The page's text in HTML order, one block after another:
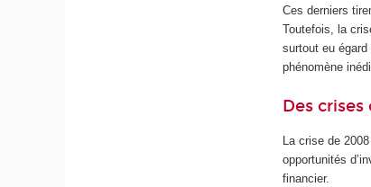
Ces derniers
Toutefois, la
surtout eu
phénomène
Des
La crise de
opportunités
financier.